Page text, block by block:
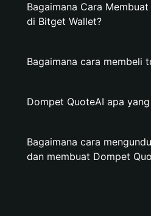
Bagaimana Cara
di Bitget Wallet?
Bagaimana cara membeli
Dompet QuoteAI apa
Bagaimana cara
dan membuat Dompet